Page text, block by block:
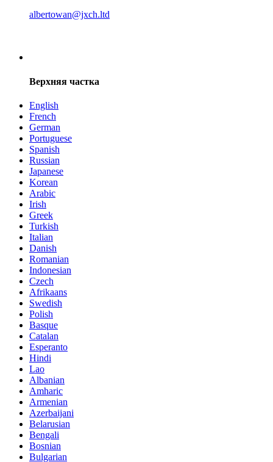
albertowan@jxch.ltd
Верхняя частка
English
French
German
Portuguese
Spanish
Russian
Japanese
Korean
Arabic
Irish
Greek
Turkish
Italian
Danish
Romanian
Indonesian
Czech
Afrikaans
Swedish
Polish
Basque
Catalan
Esperanto
Hindi
Lao
Albanian
Amharic
Armenian
Azerbaijani
Belarusian
Bengali
Bosnian
Bulgarian